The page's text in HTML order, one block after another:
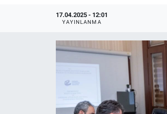
17.04.2025 - 12:01
YAYINLANMA
Alış-Veriş/İş dünyası
Ekonomi
Kültür Sanat
Haber Arşivi